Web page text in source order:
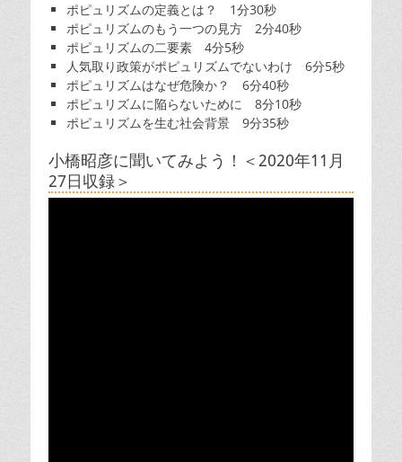
ポピュリズムの定義とは？ 1分30秒
ポピュリズムのもう一つの見方 2分40秒
ポピュリズムの二要素 4分5秒
人気取り政策がポピュリズムでないわけ 6分5秒
ポピュリズムはなぜ危険か？ 6分40秒
ポピュリズムに陥らないために 8分10秒
ポピュリズムを生む社会背景 9分35秒
小橋昭彦に聞いてみよう！＜2020年11月
27日収録＞